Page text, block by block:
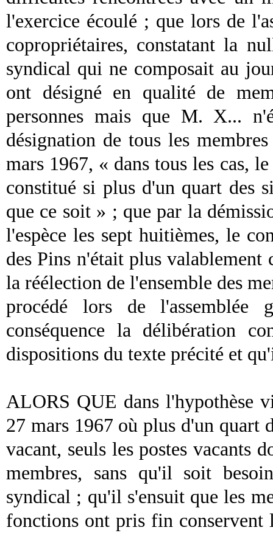
l'exercice écoulé ; que lors de
copropriétaires, constatant la
syndical qui ne composait au
ont désigné en qualité de
personnes mais que M. X...
désignation de tous les
mars 1967, « dans tous les cas,
constitué si plus d'un quart des
que ce soit » ; que par la
l'espèce les sept huitièmes, le
des Pins n'était plus
la réélection de l'ensemble des
procédé lors de
conséquence la délibération
dispositions du texte précité et
ALORS QUE dans l'hypothèse
27 mars 1967 où plus d'un quart
vacant, seuls les postes vacants
membres, sans qu'il soit
syndical ; qu'il s'ensuit que les
fonctions ont pris fin conservent